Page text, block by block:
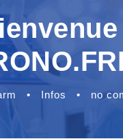
• Infos • no